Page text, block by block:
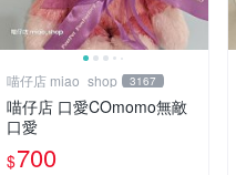
喵仔店 miao_shop 3167
喵仔店 口愛COmomo無敵
口愛
$700